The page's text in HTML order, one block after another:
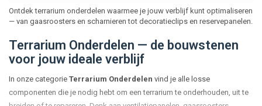
Ontdek terrarium onderdelen waarmee je jouw verblijf kunt optimaliseren
— van gaasroosters en scharnieren tot decoratieclips en reservepanelen.
Terrarium Onderdelen — de bouwstenen
voor jouw ideale verblijf
In onze categorie Terrarium Onderdelen vind je alle losse
componenten die je nodig hebt om een terrarium te onderhouden, uit te